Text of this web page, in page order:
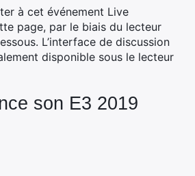
à cet événement Live
page, par le biais du lecteur
L’interface de discussion
disponible sous le lecteur
son E3 2019